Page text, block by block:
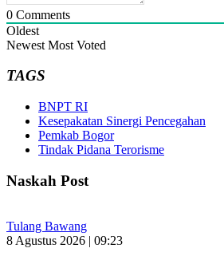
0 Comments
Oldest
Newest Most Voted
TAGS
BNPT RI
Kesepakatan Sinergi Pencegahan
Pemkab Bogor
Tindak Pidana Terorisme
Naskah Post
Tulang Bawang
8 Agustus 2026 | 09:23